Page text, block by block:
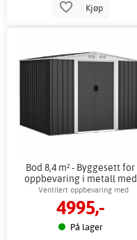
Kjøp
Bod 8,4 m² - Byggesett for
oppbevaring i metall med
skyvedører
Ventilert oppbevaring med
metallfundament
4995,-
På lager